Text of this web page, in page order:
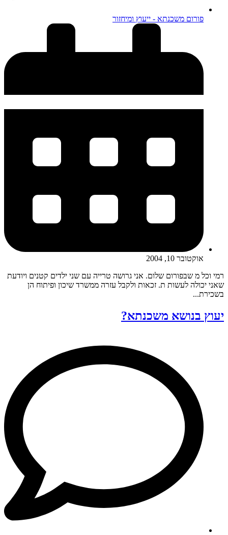
פורום משכנתא - ייעוץ ומיחזור
אוקטובר 10, 2004
רמי וכל מ שבפורום שלום. אני גרושה טרייה עם שני ילדים קטנים ויודעת
שאני יכולה לעשות ת. זכאות ולקבל עזרה ממשרד שיכון ופיתוח הן
בשכירת...
יעוץ בנושא משכנתא?